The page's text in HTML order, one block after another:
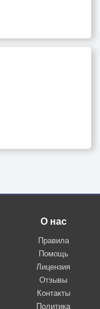
О нас
Правила
Помощь
Лицензия
Отзывы
Контакты
Политика